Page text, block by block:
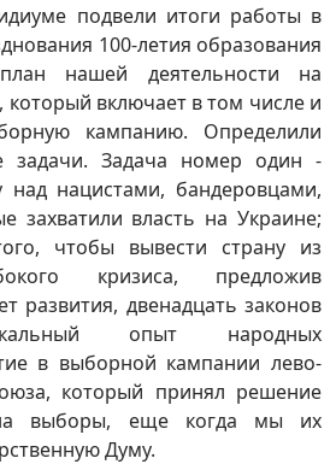
подвели итоги работы в
100-летия образования
нашей деятельности на
включает в том числе и
кампанию. Определили
задачи. Задача номер один -
над нацистами, бандеровцами,
захватили власть на Украине;
чтобы вывести страну из
кризиса, предложив
развития, двенадцать законов
опыт народных
в выборной кампании лево-
который принял решение
выборы, еще когда мы их
Думу.